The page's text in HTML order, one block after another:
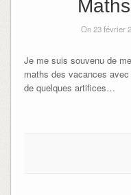
On 23 février
Je me suis souvenu de
maths des vacances
de quelques artifices…